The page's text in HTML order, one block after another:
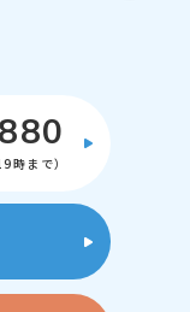
まで）